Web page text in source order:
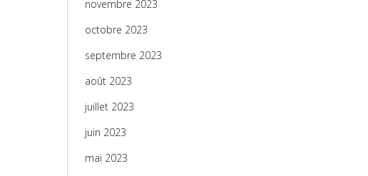
novembre 2023
octobre 2023
septembre 2023
août 2023
juillet 2023
juin 2023
mai 2023